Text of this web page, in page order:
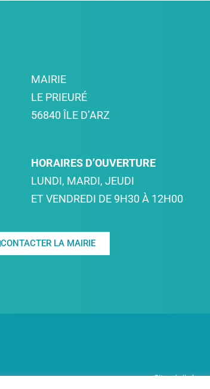
MAIRIE
LE PRIEURÉ
56840 ÎLE D’ARZ
HORAIRES D’OUVERTURE
LUNDI, MARDI, JEUDI
ET VENDREDI DE 9H30 À 12H00
CONTACTER LA MAIRIE
Site réalisé par